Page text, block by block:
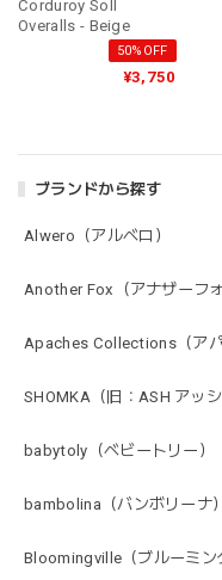
ブランドから探す
Alwero（アルベロ）
Another Fox（アナザーフォ
Apaches Collections（アパ
SHOMKA（旧：ASH アッシ
babytoly（ベビートリー）
bambolina（バンボリーナ）
Bloomingville（ブルーミン
Corduroy Soll
Overalls - Beige
50%OFF
¥3,750